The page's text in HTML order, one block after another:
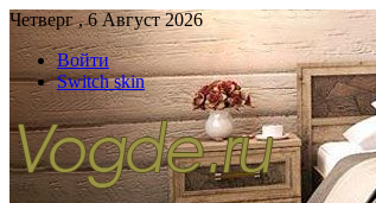
Четверг , 6 Август 2026
Войти
Switch skin